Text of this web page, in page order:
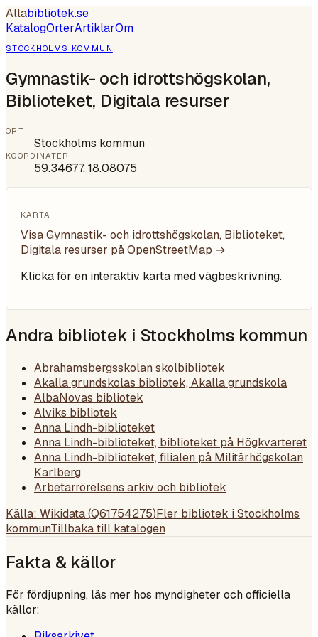
Allabibliotek.se
KatalogOrterArtiklarOm
STOCKHOLMS KOMMUN
Gymnastik- och idrottshögskolan,
Biblioteket, Digitala resurser
ORT
Stockholms kommun
KOORDINATER
59.34677,18.08075
KARTA
VisaGymnastik- och idrottshögskolan, Biblioteket,
Digitala resurser på OpenStreetMap →
Klicka för en interaktiv karta med vägbeskrivning.
Andra bibliotek i Stockholms kommun
Abrahamsbergsskolan skolbibliotek
Akalla grundskolas bibliotek, Akalla grundskola
AlbaNovas bibliotek
Alviks bibliotek
Anna Lindh-biblioteket
Anna Lindh-biblioteket, biblioteket på Högkvarteret
Anna Lindh-biblioteket, filialen på Militärhögskolan
Karlberg
Arbetarrörelsens arkiv och bibliotek
Källa: Wikidata (Q61754275)Fler bibliotek i Stockholms
kommunTillbaka till katalogen
Fakta & källor
För fördjupning, läs mer hos myndigheter och officiella
källor: